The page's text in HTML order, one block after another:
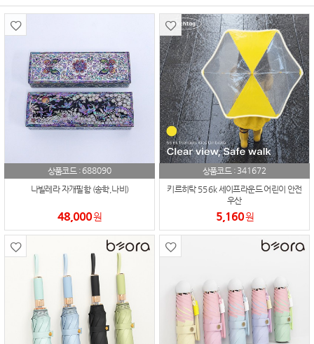
상품코드 : 688090
나빌레라 자개필함 (송학,나비)
48,000원
상품코드 : 341672
키르히탁 55 6k 세이프라운드 어린이 안전
우산
5,160원